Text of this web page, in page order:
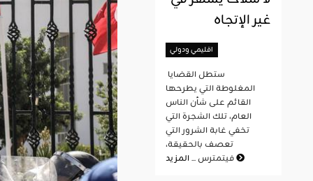
غير الإتجاه
اقليمي ودولي
المغلوطة التي يطرحها
القائم على شأن الناس
العام، تلك الشجرة التي
تخفي غابة الشرور التي
تعصف بالحقيقة،
فيتمترس ...المزيد